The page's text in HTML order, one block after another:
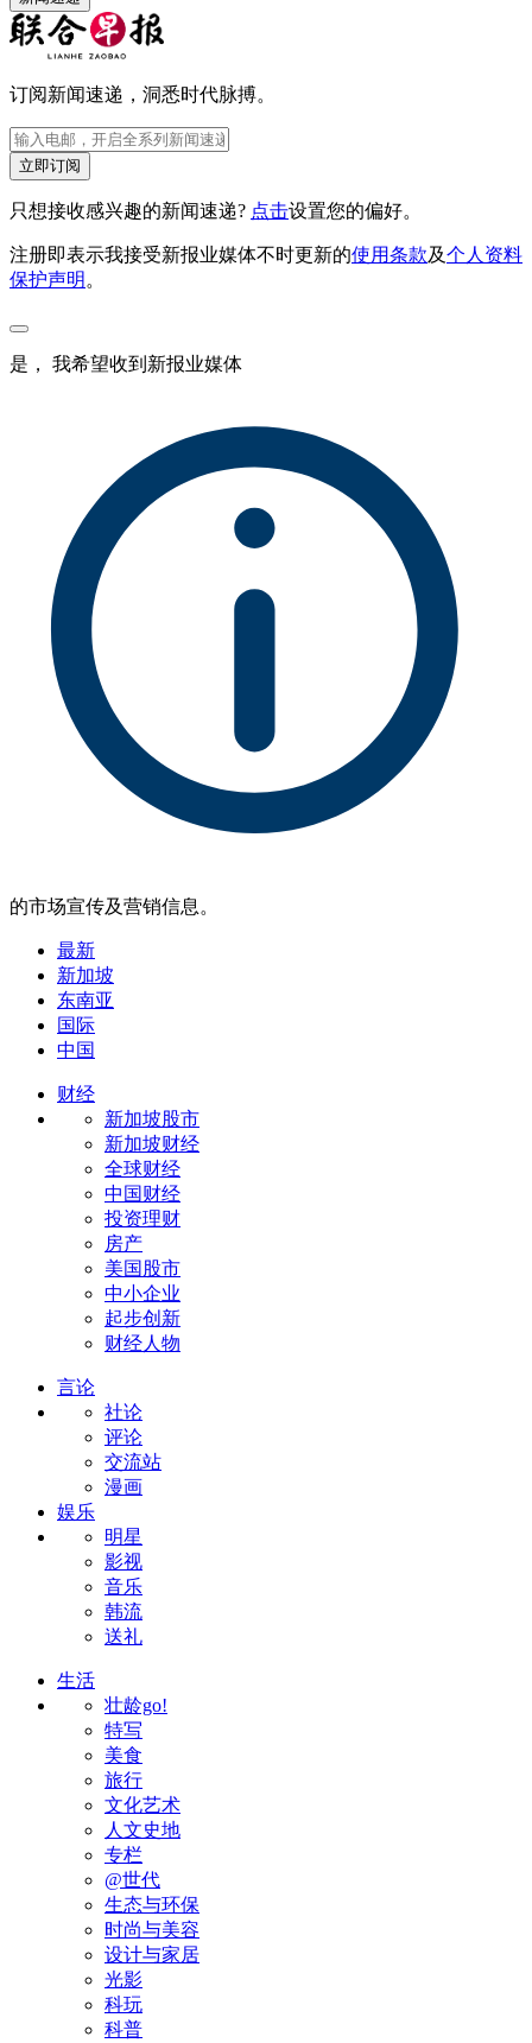
订阅新闻速递，洞悉时代脉搏。
立即订阅
只想接收感兴趣的新闻速递? 点击设置您的偏好。
注册即表示我接受新报业媒体不时更新的使用条款及个人资料
保护声明 。
是， 我希望收到新报业媒体
的市场宣传及营销信息。
最新
新加坡
东南亚
国际
中国
财经
新加坡股市
新加坡财经
全球财经
中国财经
投资理财
房产
美国股市
中小企业
起步创新
财经人物
言论
社论
评论
交流站
漫画
娱乐
明星
影视
音乐
韩流
送礼
生活
壮龄go!
特写
美食
旅行
文化艺术
人文史地
专栏
@世代
生态与环保
时尚与美容
设计与家居
光影
科玩
科普